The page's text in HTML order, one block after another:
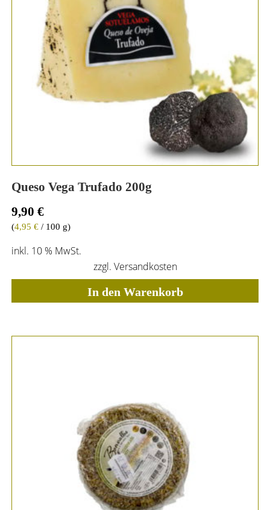
Queso Vega Trufado 200g
9,90 €
(4,95 €/ 100 g)
inkl. 10 % MwSt.
zzgl. Versandkosten
In den Warenkorb